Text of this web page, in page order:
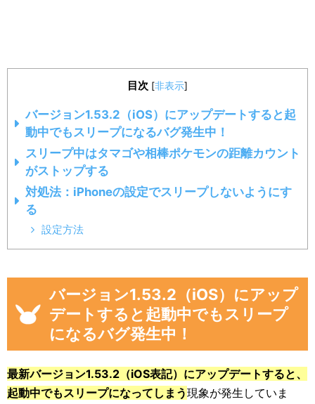
目次 [非表示]
バージョン1.53.2（iOS）にアップデートすると起
動中でもスリープになるバグ発生中！
スリープ中はタマゴや相棒ポケモンの距離カウント
がストップする
対処法：iPhoneの設定でスリープしないようにす
る
設定方法
バージョン1.53.2（iOS）にアップ
デートすると起動中でもスリープ
になるバグ発生中！
最新バージョン1.53.2（iOS表記）にアップデートすると、
起動中でもスリープになってしまう現象が発生していま